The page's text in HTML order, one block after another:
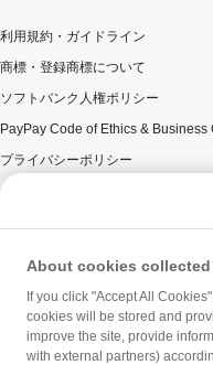
利用規約・ガイドライン
商標・登録商標について
ソフトバンク人権ポリシー
PayPay Code of Ethics & Business
プライバシーポリシー
ユーザープライバシーについて
勧誘方針
マネロン等基本方針
About cookies
If you click "Accept All
cookies will be stored and
improve the site, provide
with external partners)